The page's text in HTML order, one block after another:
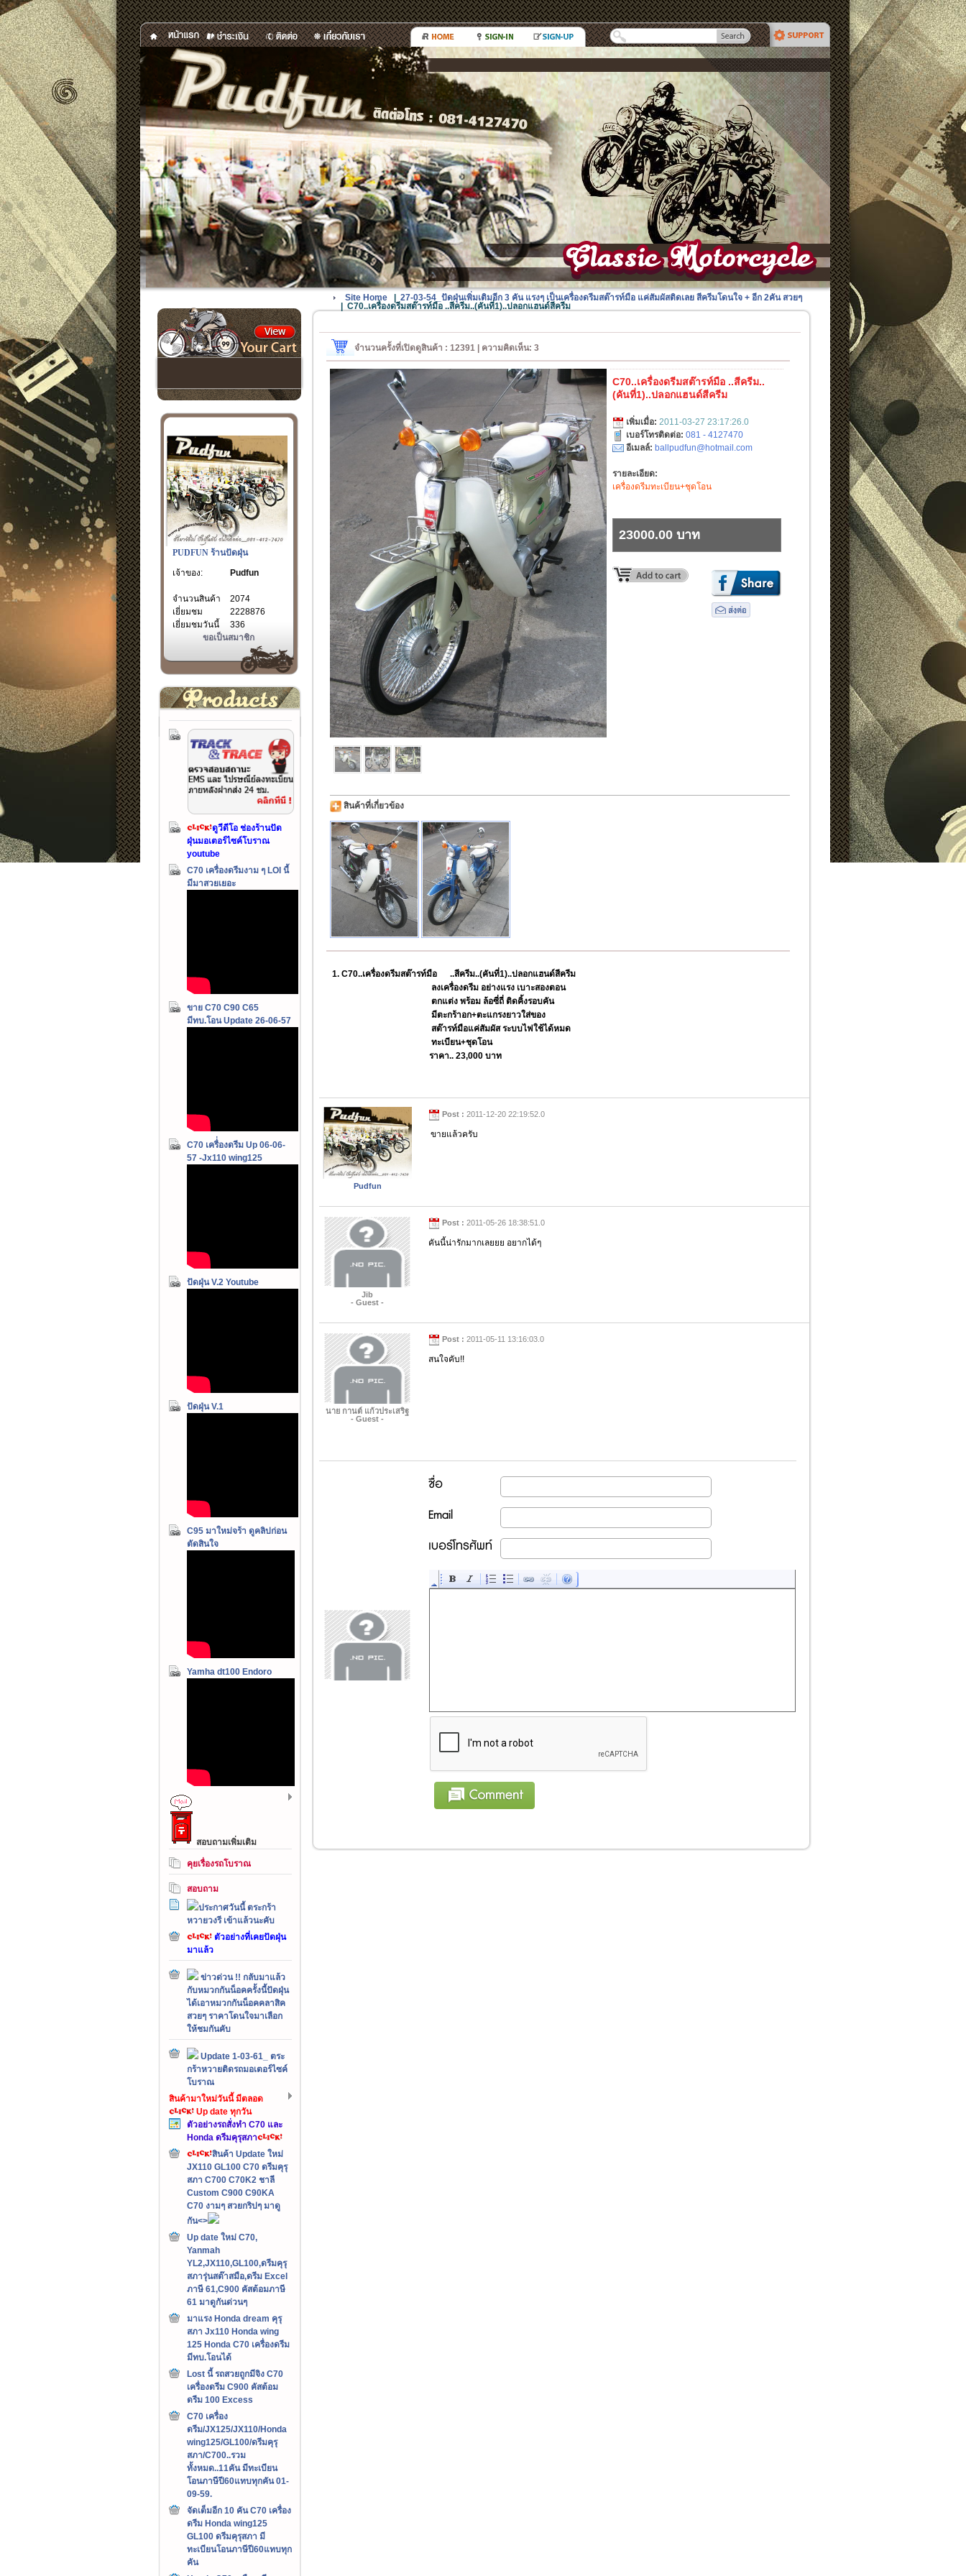
PUDFUN ร้านปัดฝุ่น
เจ้าของ:
Pudfun
จำนวนสินค้า
2074
เยี่ยมชม
2228876
เยี่ยมชมวันนี้
336
ขอเป็นสมาชิก
ดูวีดีโอ ช่องร้านปัด
ฝุ่นมอเตอร์ไซค์โบราณ
youtube
C70 เครื่องดรีมงาม ๆ LOI นี้
มีมาสวยเยอะ
ขาย C70 C90 C65
มีทบ.โอน Update 26-06-57
C70 เครื่่องดรีม Up 06-06-
57 -Jx110 wing125
ปัดฝุ่น V.2 Youtube
ปัดฝุ่น V.1
C95 มาใหม่จร้า ดูคลิปก่อน
ตัดสินใจ
Yamha dt100 Endoro
สอบถามเพิ่มเติม
คุยเรื่องรถโบราณ
สอบถาม
ประกาศวันนี้ ตระกร้า
หวายวงรี เข้าแล้วนะคับ
ตัวอย่างที่เคยปัดฝุ่น
มาแล้ว
ข่าวด่วน !! กลับมาแล้ว
กับหมวกกันน็อคครั้งนี้ปัดฝุ่น
ได้เอาหมวกกันน็อคคลาสิค
สวยๆ ราคาโดนใจมาเลือก
ให้ชมกันคับ
Update 1-03-61_ ตระ
กร้าหวายติดรถมอเตอร์ไซค์
โบราณ
สินค้ามาใหม่วันนี้ มีตลอด
Up date ทุกวัน
ตัวอย่างรถสั่งทำ C70 และ
Honda ดรีมคุรุสภา
สินค้า Update ใหม่
JX110 GL100 C70 ดรีมคุรุ
สภา C700 C70K2 ชาลี
Custom C900 C90KA
C70 งามๆ สวยกริปๆ มาดู
กัน<>
Up date ใหม่ C70,
Yanmah
YL2,JX110,GL100,ดรีมคุรุ
สภารุ่นสต๊าสมือ,ดรีม Excel
ภาษี 61,C900 คัสต้อมภาษี
61 มาดูกันด่วนๆ
มาแรง Honda dream คุรุ
สภา Jx110 Honda wing
125 Honda C70 เครื่องดรีม
มีทบ.โอนได้
Lost นี้ รถสวยถูกมีจิง C70
เครื่องดรีม C900 คัสต้อม
ดรีม 100 Excess
C70 เครื่อง
ดรีม/JX125/JX110/Honda
wing125/GL100/ดรีมคุรุ
สภา/C700..รวม
ทั้งหมด..11คัน มีทะเบียน
โอนภาษีปี60แทบทุกคัน 01-
09-59.
จัดเต็มอีก 10 คัน C70 เครื่อง
ดรีม Honda wing125
GL100 ดรีมคุรุสภา มี
ทะเบียนโอนภาษีปี60แทบทุก
คัน
Site Home
27-03-54_ปัดฝุ่นเพิ่มเติมอีก 3 คัน แรงๆ เป็นเครื่องดรีมสต๊ารท์มือ แค่สัมผัสติดเลย สีครีมโดนใจ + อีก 2คัน สวยๆ
C70..เครื่องดรีมสต๊ารท์มือ ..สีครีม..(คันที่1)..ปลอกแฮนด์สีครีม
จำนวนครั้งที่เปิดดูสินค้า : 12391 | ความคิดเห็น: 3
C70..เครื่องดรีมสต๊ารท์มือ ..สีครีม..
(คันที่1)..ปลอกแฮนด์สีครีม
เพิ่มเมื่อ: 2011-03-27 23:17:26.0
เบอร์โทรติดต่อ: 081 - 4127470
อีเมลล์: ballpudfun@hotmail.com
รายละเอียด:
เครื่องดรีมทะเบียน+ชุดโอน
23000.00 บาท
สินค้าที่เกี่ยวข้อง
1. C70..เครื่องดรีมสต๊ารท์มือ ..สีครีม..(คันที่1)..ปลอกแฮนด์สีครีม
ลงเครื่องดรีม อย่างแรง เบาะสองตอน
ตกแต่ง พร้อม ล้อซี่ถี่ ติดคิ้งรอบคัน
มีตะกร้าอก+ตะแกรงยาวใส่ของ
สต๊ารท์มือแค่สัมผัส ระบบไฟใช้ได้หมด
ทะเบียน+ชุดโอน
ราคา.. 23,000 บาท
Pudfun
Post : 2011-12-20 22:19:52.0
ขายแล้วครับ
Jib
- Guest -
Post : 2011-05-26 18:38:51.0
คันนี้น่ารักมากเลยยย อยากได้ๆ
นาย กานต์ แก้วประเสริฐ
- Guest -
Post : 2011-05-11 13:16:03.0
สนใจคับ!!
ชื่อ
Email
เบอร์โทรศัพท์